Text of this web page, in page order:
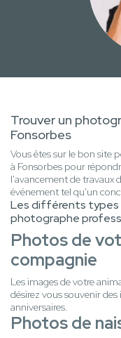
Trouver un
Fonsorbes
Vous êtes sur le bon site
à Fonsorbes pour
l'avancement de travaux
événement tel qu'un
Les différents types
photographe
Photos de
compagnie
Les images de votre
désirez vous souvenir
anniversaires.
Photos de